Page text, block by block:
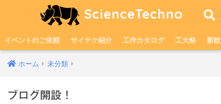
ScienceTechno
イベントのご依頼 サイテク紹介 工作カタログ 工大祭 新歓
ホーム 未分類
ブログ開設！